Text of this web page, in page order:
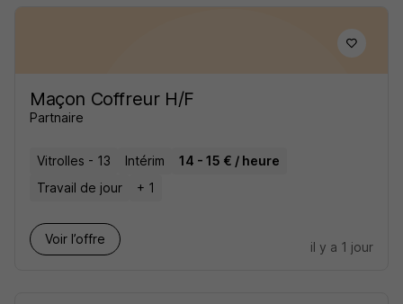
Maçon Coffreur H/F
Partnaire
Vitrolles - 13 Intérim
14 - 15 € / heure
Travail de jour
+ 1
Voir l’offre
il y a 1 jour